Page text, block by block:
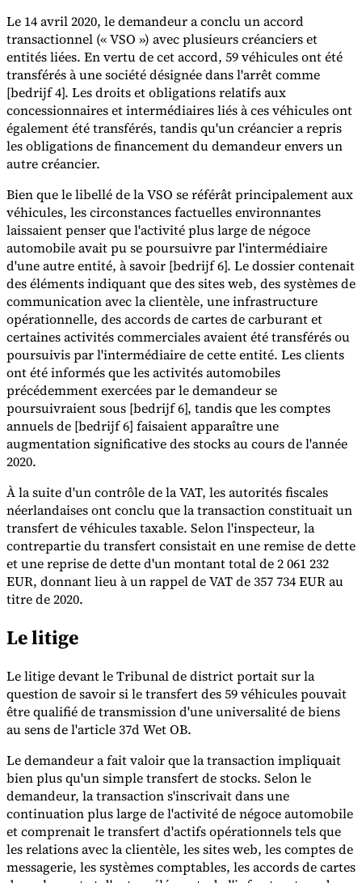
Le 14 avril 2020, le demandeur a conclu un accord
transactionnel (« VSO ») avec plusieurs créanciers et
entités liées. En vertu de cet accord, 59 véhicules ont été
transférés à une société désignée dans l'arrêt comme
[bedrijf 4]. Les droits et obligations relatifs aux
concessionnaires et intermédiaires liés à ces véhicules ont
également été transférés, tandis qu'un créancier a repris
les obligations de financement du demandeur envers un
autre créancier.
Bien que le libellé de la VSO se référât principalement aux
véhicules, les circonstances factuelles environnantes
laissaient penser que l'activité plus large de négoce
automobile avait pu se poursuivre par l'intermédiaire
d'une autre entité, à savoir [bedrijf 6]. Le dossier contenait
des éléments indiquant que des sites web, des systèmes de
communication avec la clientèle, une infrastructure
opérationnelle, des accords de cartes de carburant et
certaines activités commerciales avaient été transférés ou
poursuivis par l'intermédiaire de cette entité. Les clients
ont été informés que les activités automobiles
précédemment exercées par le demandeur se
poursuivraient sous [bedrijf 6], tandis que les comptes
annuels de [bedrijf 6] faisaient apparaître une
augmentation significative des stocks au cours de l'année
2020.
À la suite d'un contrôle de la VAT, les autorités fiscales
néerlandaises ont conclu que la transaction constituait un
transfert de véhicules taxable. Selon l'inspecteur, la
contrepartie du transfert consistait en une remise de dette
et une reprise de dette d'un montant total de 2 061 232
EUR, donnant lieu à un rappel de VAT de 357 734 EUR au
titre de 2020.
Le litige
Le litige devant le Tribunal de district portait sur la
question de savoir si le transfert des 59 véhicules pouvait
être qualifié de transmission d'une universalité de biens
au sens de l'article 37d Wet OB.
Le demandeur a fait valoir que la transaction impliquait
bien plus qu'un simple transfert de stocks. Selon le
demandeur, la transaction s'inscrivait dans une
continuation plus large de l'activité de négoce automobile
et comprenait le transfert d'actifs opérationnels tels que
les relations avec la clientèle, les sites web, les comptes de
messagerie, les systèmes comptables, les accords de cartes